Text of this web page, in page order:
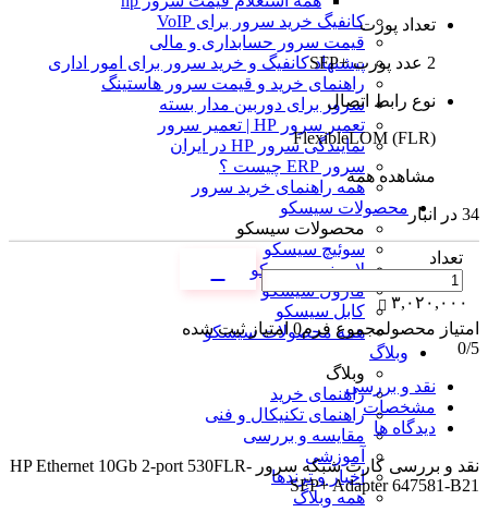
کانفیگ خرید سرور برای VoIP
قیمت سرور حسابداری و مالی
پیشنهاد کانفیگ و خرید سرور برای امور اداری
راهنمای خرید و قیمت سرور هاستینگ
سرور برای دوربین مدار بسته
تعمیر سرور HP | تعمیر سرور
نمایندگی سرور HP در ایران
سرور ERP چیست ؟
همه راهنمای خرید سرور
محصولات سیسکو
محصولات سیسکو
سوئیچ سیسکو
لایسنس سیسکو
ماژول سیسکو
کابل سیسکو
همه محصولات سیسکو
وبلاگ
وبلاگ
راهنمای خرید
راهنمای تکنیکال و فنی
مقایسه و بررسی
آموزشی
اخبار و ترندها
همه وبلاگ
تعداد پورت
2 عدد پورت +SFP
نوع رابط اتصال
FlexibleLOM (FLR)
مشاهده همه
34 در انبار
تعداد
۳,۰۲۰,۰۰۰
امتیاز محصولمجموع فرم0امتیاز ثبت شده
0/5
نقد و بررسی
مشخصات
دیدگاه ها
نقد و بررسی
کارت شبکه سرور HP Ethernet 10Gb 2-port 530FLR-
SFP+ Adapter 647581-B21